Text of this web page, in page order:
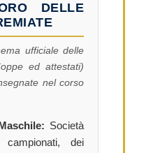
DELLE
ufficiale delle
ed attestati)
nel corso
Società
dei